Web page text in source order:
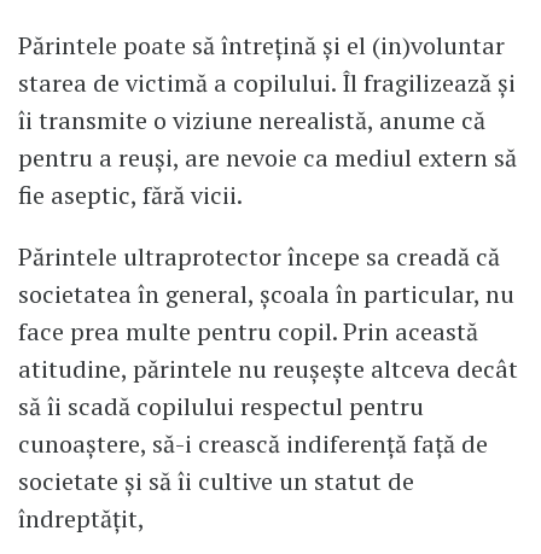
Părintele poate să întrețină și el (in)voluntar
starea de victimă a copilului. Îl fragilizează și
îi transmite o viziune nerealistă, anume că
pentru a reuși, are nevoie ca mediul extern să
fie aseptic, fără vicii.
Părintele ultraprotector începe sa creadă că
societatea în general, școala în particular, nu
face prea multe pentru copil. Prin această
atitudine, părintele nu reușește altceva decât
să îi scadă copilului respectul pentru
cunoaștere, să-i crească indiferență față de
societate și să îi cultive un statut de
îndreptățit,